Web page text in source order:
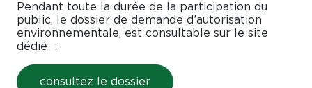
Pendant toute la durée de la participation du
public, le dossier de demande d’autorisation
environnementale, est consultable sur le site
dédié :
consultez le dossier